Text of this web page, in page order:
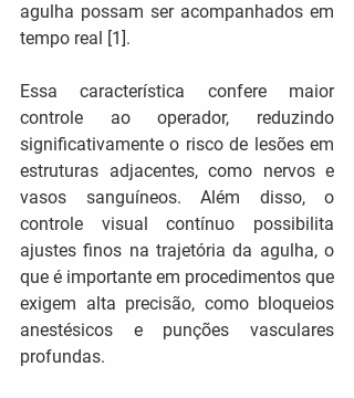
agulha possam ser acompanhados em
tempo real [1].
Essa característica confere maior
controle ao operador, reduzindo
significativamente o risco de lesões em
estruturas adjacentes, como nervos e
vasos sanguíneos. Além disso, o
controle visual contínuo possibilita
ajustes finos na trajetória da agulha, o
que é importante em procedimentos que
exigem alta precisão, como bloqueios
anestésicos e punções vasculares
profundas.